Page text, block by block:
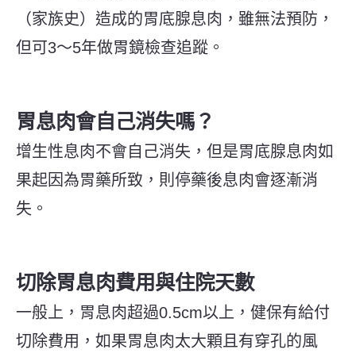
（家族史）造成的胃底腺息肉，雖無法預防，
但可3～5年做胃鏡檢查追蹤。
胃息肉會自己消失嗎？
增生性息肉不會自己消失，但是胃底腺息肉如
果起因為胃藥所致，則停藥後息肉會逐漸消
失。
切除胃息肉費用與住院天數
一般上，胃息肉超過0.5cm以上，健保有給付
切除費用，如果胃息肉太大顆且有穿孔的風